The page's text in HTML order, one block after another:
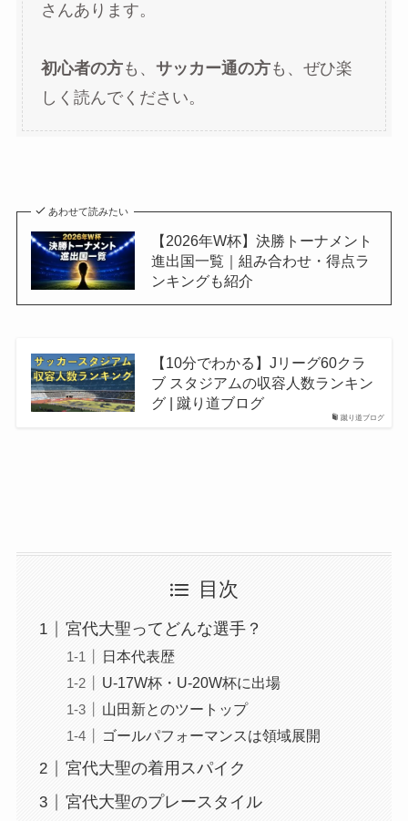
さんあります。
初心者の方も、 サッカー通の方も、ぜひ楽
しく読んでください。
あわせて読みたい
【2026年W杯】決勝トーナメント
進出国一覧｜組み合わせ・得点ラ
ンキングも紹介
蹴り道ブログ
【10分でわかる】Jリーグ60クラ
ブ スタジアムの収容人数ランキン
グ | 蹴り道ブログ
目次
宮代大聖ってどんな選手？
日本代表歴
U-17W杯・U-20W杯に出場
山田新とのツートップ
ゴールパフォーマンスは領域展開
宮代大聖の着用スパイク
宮代大聖のプレースタイル